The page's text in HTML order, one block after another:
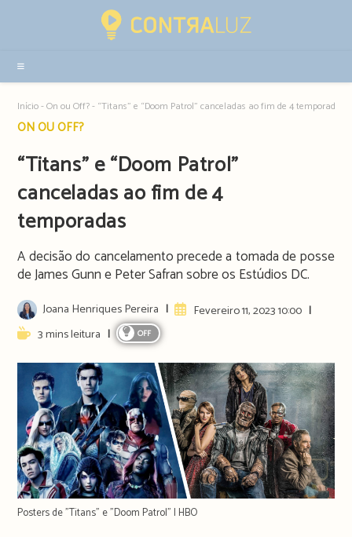
sidebar
Início-On ou Off?- “Titans” e “Doom Patrol” canceladas ao fim de 4 temporadas
Post
ON OU OFF?
“Titans” e “Doom Patrol”
canceladas ao fim de 4
temporadas
A decisão do cancelamento precede a tomada de posse
de James Gunn e Peter Safran sobre os Estúdios DC.
Post
author:
Joana Henriques Pereira
ArtigoFevereiro 11, 2023 10:00
Reading3 mins leitura OFF
Posters de "Titans" e "Doom Patrol" | HBO